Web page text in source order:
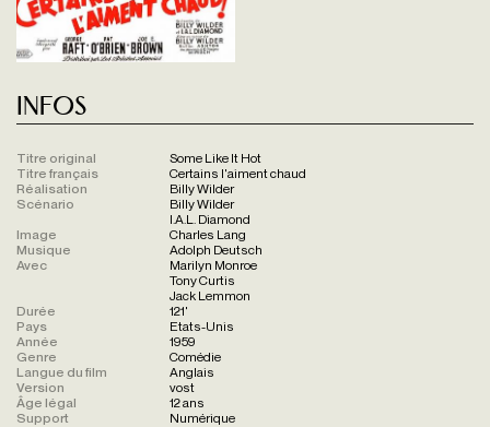
Infos
Titre original
Some Like It Hot
Titre français
Certains l'aiment chaud
Réalisation
Billy Wilder
Scénario
Billy Wilder
I.A.L. Diamond
Image
Charles Lang
Musique
Adolph Deutsch
Avec
Marilyn Monroe
Tony Curtis
Jack Lemmon
Durée
121'
Pays
Etats-Unis
Année
1959
Genre
Comédie
Langue du film
Anglais
Version
vost
Âge légal
12 ans
Support
Numérique